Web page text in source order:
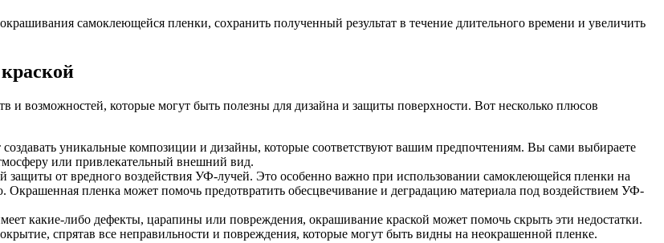
самоклеющейся пленки, сохранить полученный результат в течение длительного времени и увеличить
и возможностей, которые могут быть полезны для дизайна и защиты поверхности. Вот несколько плюсов
уникальные композиции и дизайны, которые соответствуют вашим предпочтениям. Вы сами выбираете
или привлекательный внешний вид.
защиты от вредного воздействия УФ-лучей. Это особенно важно при использовании самоклеющейся пленки на
Окрашенная пленка может помочь предотвратить обесцвечивание и деградацию материала под воздействием УФ-
какие-либо дефекты, царапины или повреждения, окрашивание краской может помочь скрыть эти недостатки.
спрятав все неправильности и повреждения, которые могут быть видны на неокрашенной пленке.